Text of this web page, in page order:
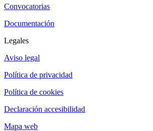
Convocatorias
Documentación
Legales
Aviso legal
Política de privacidad
Política de cookies
Declaración accesibilidad
Mapa web